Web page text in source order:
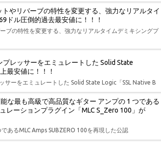
やリバーブの特性を変更する、強力なリアルタイ
ドル圧倒的過去最安値に！！！
ブの特性を変更する、強力なリアルタイムデミキシングプ
プレッサーをエミュレートした Solid State
最安値に！！！
サーをエミュレートした Solid State Logic「SSL Native B
な最も高級で高品質なギター アンプの 1 つである
レーションプラグイン「MLC S_Zero 100」が
あるMLC Amps SUBZERO 100を再現した公認